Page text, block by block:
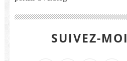
SUIVEZ-MOI